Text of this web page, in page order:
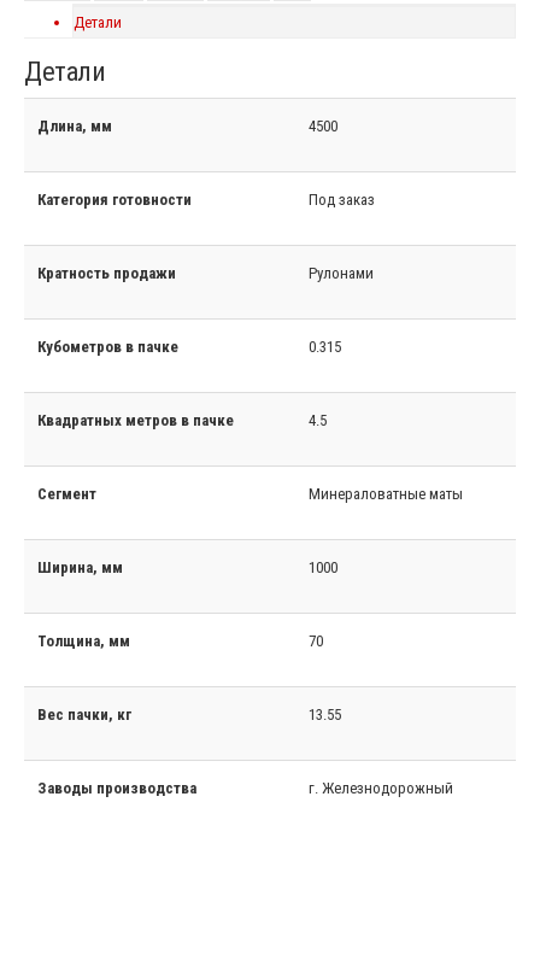
Детали
Детали
Длина, мм 4500
Категория готовности Под заказ
Кратность продажи Рулонами
Кубометров в пачке 0.315
Квадратных метров в пачке 4.5
Сегмент Минераловатные маты
Ширина, мм 1000
Толщина, мм 70
Вес пачки, кг 13.55
Заводы производства г. Железнодорожный